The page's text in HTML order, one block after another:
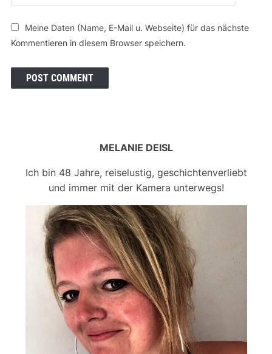
Meine Daten (Name, E-Mail u. Webseite) für das nächste
Kommentieren in diesem Browser speichern.
MELANIE DEISL
Ich bin 48 Jahre, reiselustig, geschichtenverliebt
und immer mit der Kamera unterwegs!